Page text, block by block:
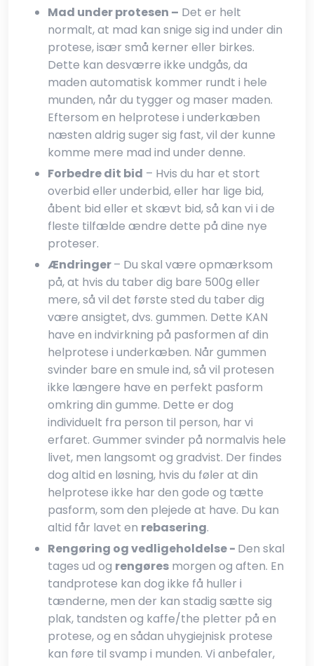
Mad under protesen – Det er helt
normalt, at mad kan snige sig ind under din
protese, især små kerner eller birkes.
Dette kan desværre ikke undgås, da
maden automatisk kommer rundt i hele
munden, når du tygger og maser maden.
Eftersom en helprotese i underkæben
næsten aldrig suger sig fast, vil der kunne
komme mere mad ind under denne.​
Forbedre dit bid – Hvis du har et stort
overbid eller underbid, eller har lige bid,
åbent bid eller et skævt bid, så kan vi i de
fleste tilfælde ændre dette på dine nye
proteser.
Ændringer– Du skal være opmærksom
på, at hvis du taber dig bare 500g eller
mere, så vil det første sted du taber dig
være ansigtet, dvs. gummen. Dette KAN
have en indvirkning på pasformen af din
helprotese i underkæben. Når gummen
svinder bare en smule ind, så vil protesen
ikke længere have en perfekt pasform
omkring din gumme. Dette er dog
individuelt fra person til person, har vi
erfaret. Gummer svinder på normalvis hele
livet, men langsomt og gradvist. Der findes
dog altid en løsning, hvis du føler at din
helprotese ikke har den gode og tætte
pasform, som den plejede at have. Du kan
altid får lavet en rebasering.​
Rengøring og vedligeholdelse - Den skal
tages ud og rengøresmorgen og aften. En
tandprotese kan dog ikke få huller i
tænderne, men der kan stadig sætte sig
plak, tandsten og kaffe/the pletter på en
protese, og en sådan uhygiejnisk protese
kan føre til svamp i munden. Vi anbefaler,